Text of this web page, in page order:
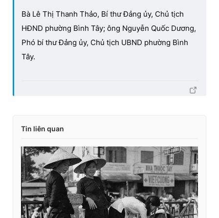
Bà Lê Thị Thanh Thảo, Bí thư Đảng ủy, Chủ tịch
HĐND phường Bình Tây; ông Nguyễn Quốc Dương,
Phó bí thư Đảng ủy, Chủ tịch UBND phường Bình
Tây.
Tin liên quan